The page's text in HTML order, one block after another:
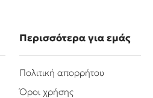
Περισσότερα για εμάς
Πολιτική απορρήτου
Όροι χρήσης